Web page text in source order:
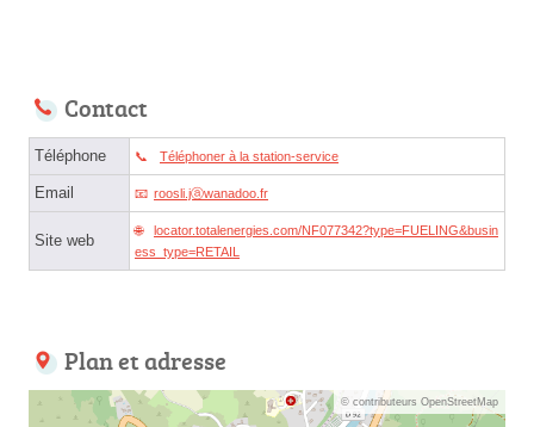
Contact
Téléphone Téléphoner à la station-service
Email roosli.jⓐwanadoo.fr
Site web
locator.totalenergies.com/NF077342?type=FUELING&busin
ess_type=RETAIL
Plan et adresse
© contributeurs OpenStreetMap